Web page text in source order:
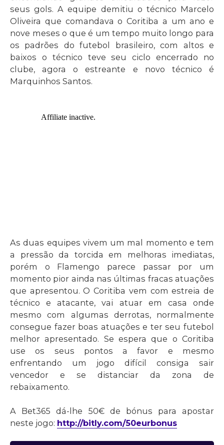
seus gols. A equipe demitiu o técnico Marcelo
Oliveira que comandava o Coritiba a um ano e
nove meses o que é um tempo muito longo para
os padrões do futebol brasileiro, com altos e
baixos o técnico teve seu ciclo encerrado no
clube, agora o estreante e novo técnico é
Marquinhos Santos.
As duas equipes vivem um mal momento e tem
a pressão da torcida em melhoras imediatas,
porém o Flamengo parece passar por um
momento pior ainda nas últimas fracas atuações
que apresentou. O Coritiba vem com estreia de
técnico e atacante, vai atuar em casa onde
mesmo com algumas derrotas, normalmente
consegue fazer boas atuações e ter seu futebol
melhor apresentado. Se espera que o Coritiba
use os seus pontos a favor e mesmo
enfrentando um jogo difícil consiga sair
vencedor e se distanciar da zona de
rebaixamento.
A Bet365 dá-lhe 50€ de bónus para apostar
neste jogo: http://bitly.com/50eurbonus